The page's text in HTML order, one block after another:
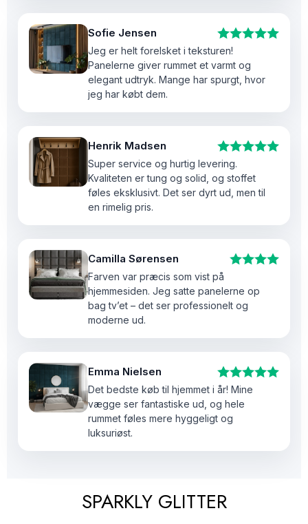
Sofie Jensen
Jeg er helt forelsket i teksturen!
Panelerne giver rummet et varmt og
elegant udtryk. Mange har spurgt, hvor
jeg har købt dem.
Henrik Madsen
Super service og hurtig levering.
Kvaliteten er tung og solid, og stoffet
føles eksklusivt. Det ser dyrt ud, men til
en rimelig pris.
Camilla Sørensen
Farven var præcis som vist på
hjemmesiden. Jeg satte panelerne op
bag tv’et – det ser professionelt og
moderne ud.
Emma Nielsen
Det bedste køb til hjemmet i år! Mine
vægge ser fantastiske ud, og hele
rummet føles mere hyggeligt og
luksuriøst.
SPARKLY GLITTER